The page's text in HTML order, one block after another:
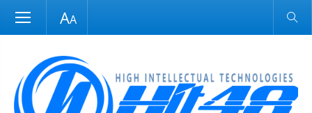
Размер шрифта Обычная версия